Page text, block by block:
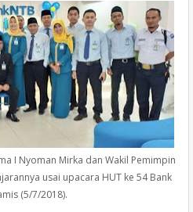
I Nyoman Mirka dan Wakil Pemimpin
usai upacara HUT ke 54 Bank
(5/7/2018).